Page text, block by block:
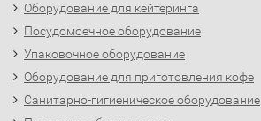
Оборудование для кейтеринга
Посудомоечное оборудование
Упаковочное оборудование
Оборудование для приготовления кофе
Санитарно-гигиеническое оборудование